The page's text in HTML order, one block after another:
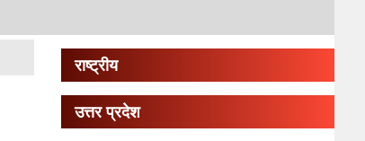
राष्ट्रीय
उत्तर प्रदेश